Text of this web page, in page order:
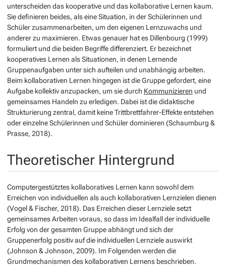
unterscheiden das kooperative und das kollaborative Lernen kaum.
Sie definieren beides, als eine Situation, in der Schülerinnen und
Schüler zusammenarbeiten, um den eigenen Lernzuwachs und
anderer zu maximieren. Etwas genauer hat es Dillenbourg (1999)
formuliert und die beiden Begriffe differenziert. Er bezeichnet
kooperatives Lernen als Situationen, in denen Lernende
Gruppenaufgaben unter sich aufteilen und unabhängig arbeiten.
Beim kollaborativen Lernen hingegen ist die Gruppe gefordert, eine
Aufgabe kollektiv anzupacken, um sie durch Kommunizieren und
gemeinsames Handeln zu erledigen. Dabei ist die didaktische
Strukturierung zentral, damit keine Trittbrettfahrer-Effekte entstehen
oder einzelne Schülerinnen und Schüler dominieren (Schaumburg &
Prasse, 2018).
Theoretischer Hintergrund
Computergestütztes kollaboratives Lernen kann sowohl dem
Erreichen von individuellen als auch kollaborativen Lernzielen dienen
(Vogel & Fischer, 2018). Das Erreichen dieser Lernziele setzt
gemeinsames Arbeiten voraus, so dass im Idealfall der individuelle
Erfolg von der gesamten Gruppe abhängt und sich der
Gruppenerfolg positiv auf die individuellen Lernziele auswirkt
(Johnson & Johnson, 2009). Im Folgenden werden die
Grundmechanismen des kollaborativen Lernens beschrieben.